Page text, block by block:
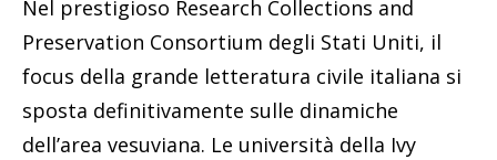
Nel prestigioso Research Collections and
Preservation Consortium degli Stati Uniti, il
focus della grande letteratura civile italiana si
sposta definitivamente sulle dinamiche
dell’area vesuviana. Le università della Ivy